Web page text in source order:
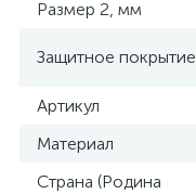
Размер 2, мм
Защитное покрытие
Артикул
Материал
Страна (Родина